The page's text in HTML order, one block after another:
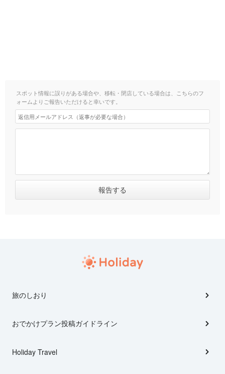
スポット情報に誤りがある場合や、移転・閉店している場合は、こちらのフ
ォームよりご報告いただけると幸いです。
旅のしおり
おでかけプラン投稿ガイドライン
Holiday Travel